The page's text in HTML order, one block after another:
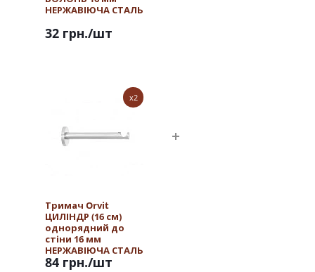
НЕРЖАВІЮЧА СТАЛЬ
32 грн./шт
x2
Тримач Orvit
ЦИЛІНДР (16 см)
однорядний до
стіни 16 мм
НЕРЖАВІЮЧА СТАЛЬ
84 грн./шт